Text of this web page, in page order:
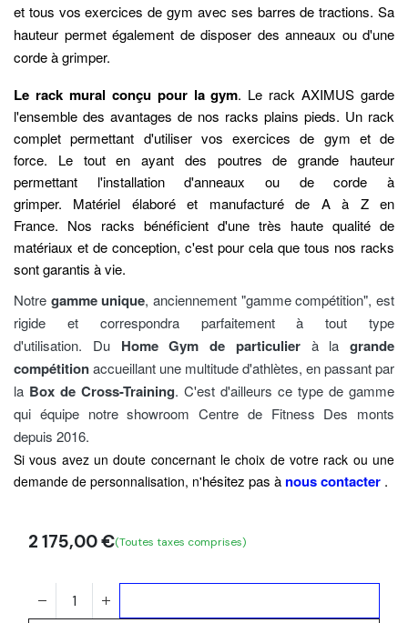
et tous vos exercices de gym avec ses barres de tractions. Sa
hauteur permet également de disposer des anneaux ou d'une
corde à grimper.
Le rack mural conçu pour la gym. Le rack AXIMUS garde
l'ensemble des avantages de nos racks plains pieds. Un rack
complet permettant d'utiliser vos exercices de gym et de
force. Le tout en ayant des poutres de grande hauteur
permettant l'installation d'anneaux ou de corde à
grimper. Matériel élaboré et manufacturé de A à Z en
France. Nos racks bénéficient d'une très haute qualité de
matériaux et de conception, c'est pour cela que tous nos racks
sont garantis à vie.
Notre gamme unique, anciennement "gamme compétition", est
rigide et correspondra parfaitement à tout type
d'utilisation. Du Home Gym de particulierà la grande
compétitionaccueillant une multitude d'athlètes, en passant par
la Box de Cross-Training. C'est d'ailleurs ce type de gamme
qui équipe notre showroom Centre de Fitness Des monts
depuis 2016.
Si vous avez un doute concernant le choix de votre rack ou une
demande de personnalisation, n'hésitez pas à nous contacter .
2 175,00€(Toutes taxes comprises)